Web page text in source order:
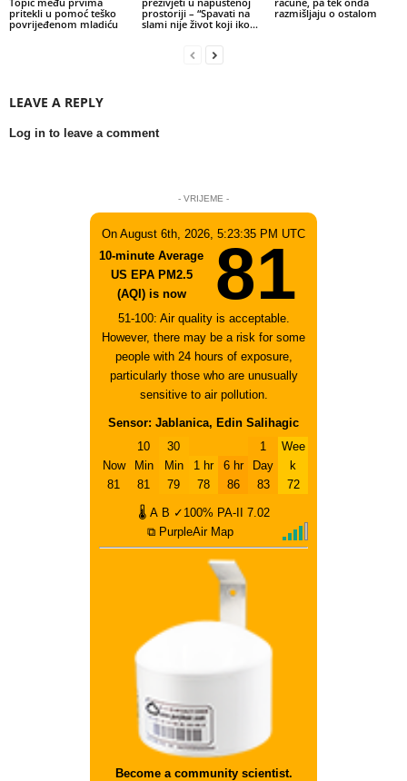
pritekli u pomoć teško
povrijeđenom mladiću
prostoriji – “Spavati na
slami nije život koji iko...
razmišljaju o ostalom
LEAVE A REPLY
Log in to leave a comment
- VRIJEME -
On August 6th, 2026, 5:23:35 PM UTC
10-minute Average
US EPA PM2.5
(AQI) is now
81
51-100: Air quality is acceptable.
However, there may be a risk for some
people with 24 hours of exposure,
particularly those who are unusually
sensitive to air pollution.
Sensor: Jablanica, Edin Salihagic
Now
81
10
Min
81
30
Min
79
1 hr
78
6 hr
86
1
Day
83
Wee
k
72
🌡 A B ✓100% PA-II 7.02
⧉ PurpleAir Map
Become a community scientist.